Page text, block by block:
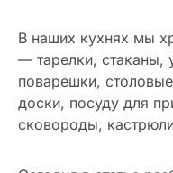
В наших кухнях мы
— тарелки, стаканы,
поварешки,
доски, посуду для
сковороды,